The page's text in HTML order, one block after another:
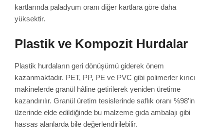
kartlarında paladyum oranı diğer kartlara göre daha
yüksektir.
Plastik ve Kompozit Hurdalar
Plastik hurdaların geri dönüşümü giderek önem
kazanmaktadır. PET, PP, PE ve PVC gibi polimerler kırıcı
makinelerde granül hâline getirilerek yeniden üretime
kazandırılır. Granül üretim tesislerinde saflık oranı %98’in
üzerinde elde edildiğinde bu malzeme gıda ambalajı gibi
hassas alanlarda bile değerlendirilebilir.